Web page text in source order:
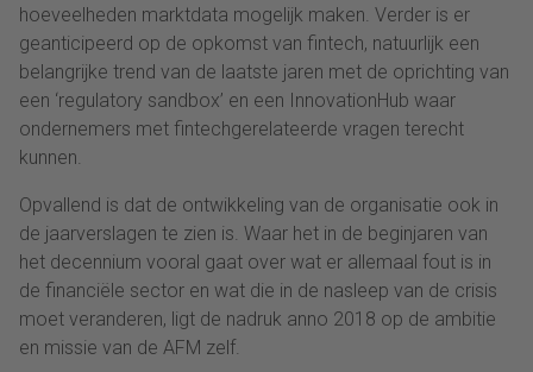
hoeveelheden marktdata mogelijk maken. Verder is er
geanticipeerd op de opkomst van fintech, natuurlijk een
belangrijke trend van de laatste jaren met de oprichting van
een ‘regulatory sandbox’ en een InnovationHub waar
ondernemers met fintechgerelateerde vragen terecht
kunnen.
Opvallend is dat de ontwikkeling van de organisatie ook in
de jaarverslagen te zien is. Waar het in de beginjaren van
het decennium vooral gaat over wat er allemaal fout is in
de financiële sector en wat die in de nasleep van de crisis
moet veranderen, ligt de nadruk anno 2018 op de ambitie
en missie van de AFM zelf.